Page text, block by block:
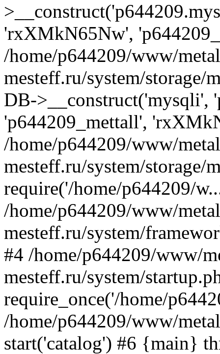
'rxXMkN65Nw',
/home/p644209/www/
mesteff.ru/system/
DB->__construct('mysqli',
'p644209_mettall',
/home/p644209/www/
mesteff.ru/system/
require('/home/p644209/
/home/p644209/www/
mesteff.ru/system/
#4 /home/p644209/www/
mesteff.ru/system/
require_once('/home/
/home/p644209/www/
start('catalog') #6 {main}